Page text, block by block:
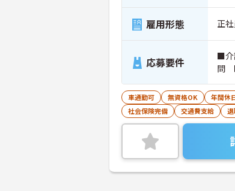
雇用形態 正
応募要件
■介
問
車通勤可 無資格OK 年間休
社会保険完備
交通費支給